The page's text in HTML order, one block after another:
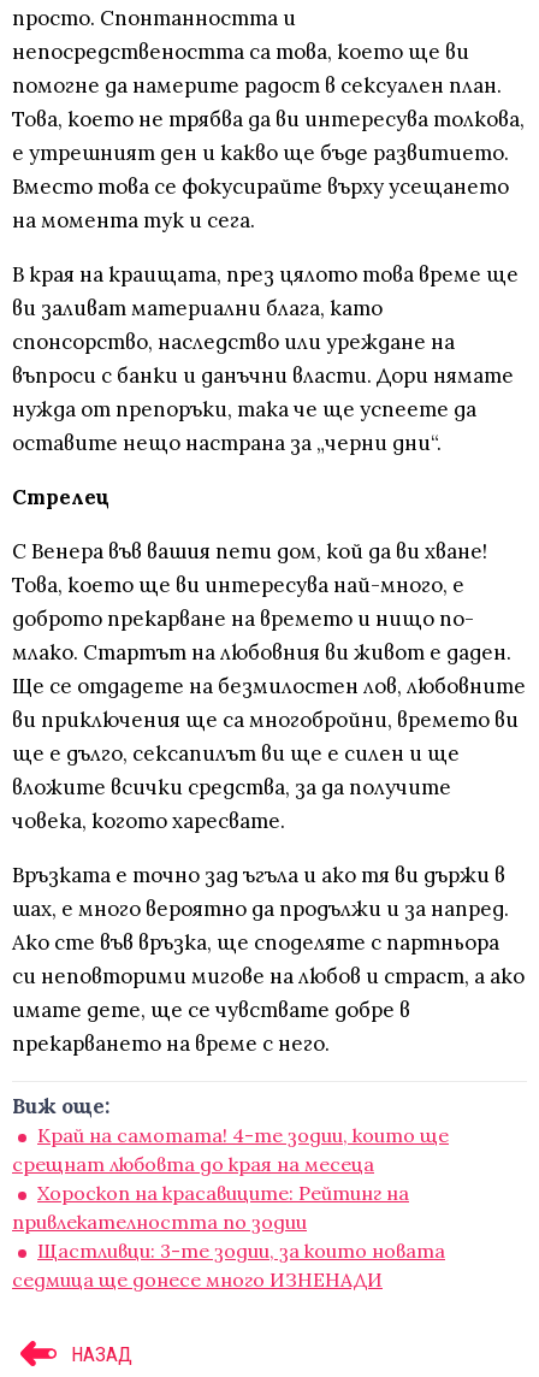
просто. Спонтанността и
непосредствеността са това, което ще ви
помогне да намерите радост в сексуален план.
Това, което не трябва да ви интересува толкова,
е утрешният ден и какво ще бъде развитието.
Вместо това се фокусирайте върху усещането
на момента тук и сега.
В края на краищата, през цялото това време ще
ви заливат материални блага, като
спонсорство, наследство или уреждане на
въпроси с банки и данъчни власти. Дори нямате
нужда от препоръки, така че ще успеете да
оставите нещо настрана за „черни дни“.
Стрелец
С Венера във вашия пети дом, кой да ви хване!
Това, което ще ви интересува най-много, е
доброто прекарване на времето и нищо по-
млако. Стартът на любовния ви живот е даден.
Ще се отдадете на безмилостен лов, любовните
ви приключения ще са многобройни, времето ви
ще е дълго, сексапилът ви ще е силен и ще
вложите всички средства, за да получите
човека, когото харесвате.
Връзката е точно зад ъгъла и ако тя ви държи в
шах, е много вероятно да продължи и за напред.
Ако сте във връзка, ще споделяте с партньора
си неповторими мигове на любов и страст, а ако
имате дете, ще се чувствате добре в
прекарването на време с него.
Виж още:
Край на самотата! 4-те зодии, които ще
срещнат любовта до края на месеца
Хороскоп на красавиците: Рейтинг на
привлекателността по зодии
Щастливци: 3-те зодии, за които новата
седмица ще донесе много ИЗНЕНАДИ
НАЗАД